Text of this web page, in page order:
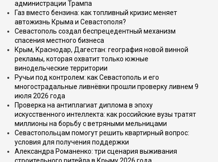
администрации Трампа
Газ вместо бензина: как топливный кризис меняет
автожизнь Крыма и Севастополя?
Севастополь создал беспрецедентный механизм
спасения местного бизнеса
Крым, Краснодар, Дагестан: география новой винной
рекламы, которая охватит только южные
винодельческие территории
Ручьи под контролем: как Севастополь и его
многострадальные ливнёвки прошли проверку ливнем 9
июля 2026 года
Проверка на антиплагиат диплома в эпоху
искусственного интеллекта: как российские вузы тратят
миллионы на борьбу с ветряными мельницами
Севастопольцам помогут решить квартирный вопрос:
условия для получения поддержки
Александра Романенко: три сценария выживания